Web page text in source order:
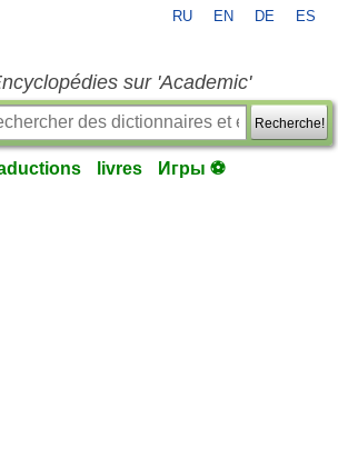
RU EN DE ES
sur 'Academic'
Recherche!
livres Игры ⚽